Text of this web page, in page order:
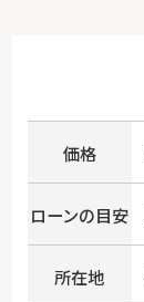
価格
ローンの目安
所在地